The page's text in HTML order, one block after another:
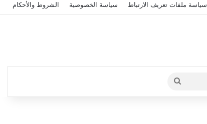
سياسة ملفات تعريف الارتباط سياسة الخصوصية الشروط والأحكام
عن